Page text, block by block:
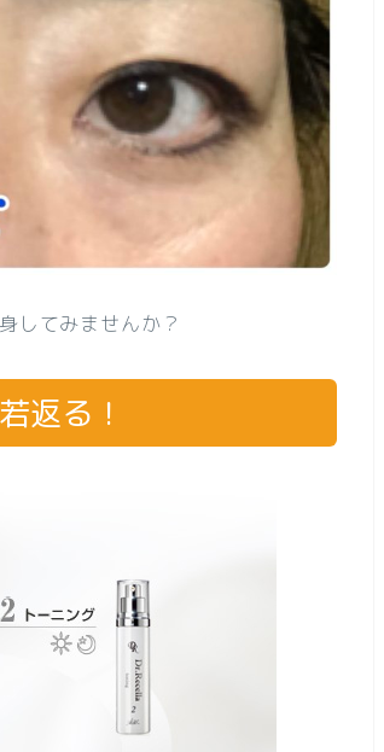
してみませんか？
返る！